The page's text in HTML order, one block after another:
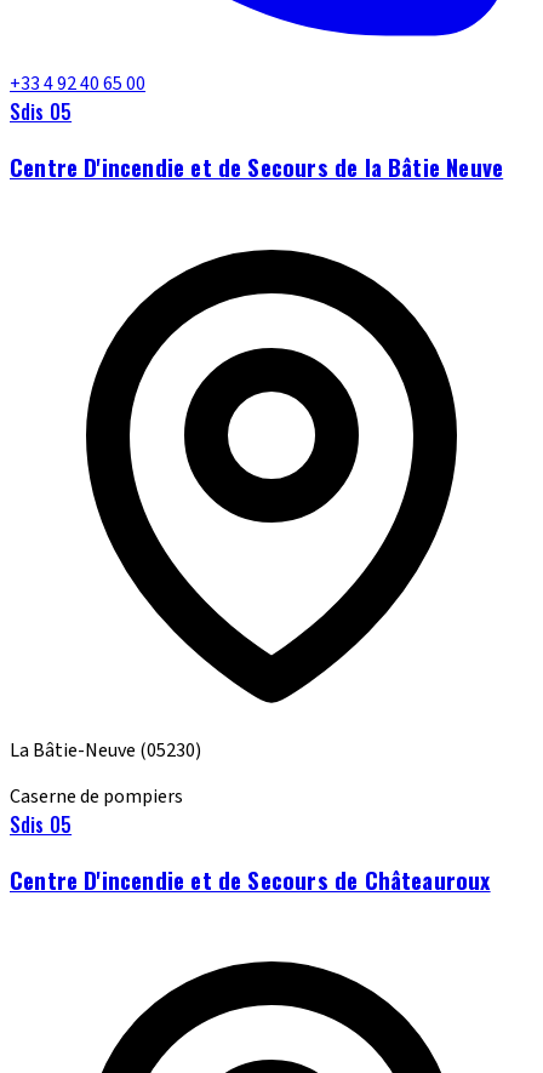
+33 4 92 40 65 00
Sdis 05
Centre D'incendie et de Secours de la Bâtie Neuve
La Bâtie-Neuve (05230)
Caserne de pompiers
Sdis 05
Centre D'incendie et de Secours de Châteauroux